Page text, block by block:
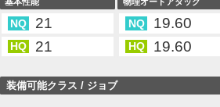
基本性能
NQ 21
HQ 21
物理オートアタック
NQ 19.60
HQ 19.60
装備可能クラス / ジョブ